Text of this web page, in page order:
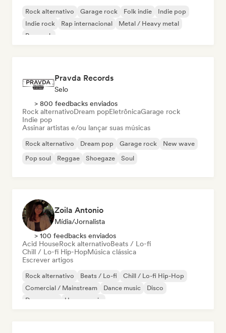
Rock alternativo Garage rock Folk indie
Indie pop
Indie rock
Rap internacional
Metal / Heavy metal
Pop rock
Pravda Records
Selo
> 800 feedbacks enviados
Rock alternativoDream popEletrônicaGarage rock
Indie pop
Assinar artistas e/ou lançar suas músicas
Rock alternativo Dream pop Garage rock
New wave
Pop soul
Reggae Shoegaze Soul
Zoila Antonio
Mídia/Jornalista
> 100 feedbacks enviados
Acid HouseRock alternativoBeats / Lo-fi
Chill / Lo-fi Hip-HopMúsica clássica
Escrever artigos
Rock alternativo Beats / Lo-fi
Chill / Lo-fi Hip-Hop
Comercial / Mainstream
Dance music
Disco
Dream pop
House music